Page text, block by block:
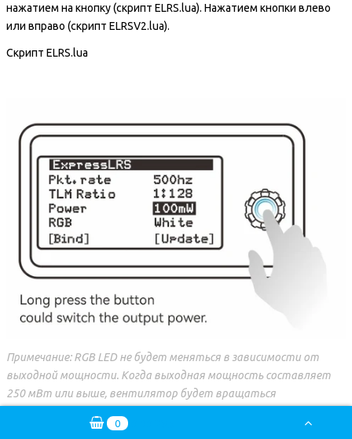
нажатием на кнопку (скрипт ELRS.lua). Нажатием кнопки влево
или вправо (скрипт ELRSV2.lua).
Скрипт ELRS.lua
Примечание: RGB LED не будет меняться в зависимости от
выходной мощности. Когда выходная мощность составляет
250 мВт или выше, вентилятор будет вращаться
выходную мощность 1 Вт или 2 Вт. При переключении на это
0